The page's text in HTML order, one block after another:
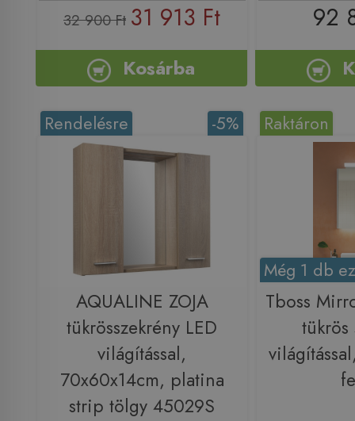
32 900 Ft 31 913 Ft
Kosárba
92
-5%
Rendelésre
AQUALINE ZOJA
tükrösszekrény LED
világítással,
70x60x14cm, platina
strip tölgy 45029S
Raktáron
Még 1 db
Tboss
tükrös